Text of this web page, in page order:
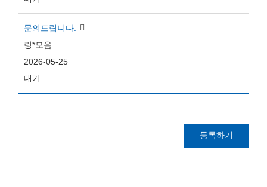
문의드립니다.
링*모음
2026-05-25
대기
등록하기